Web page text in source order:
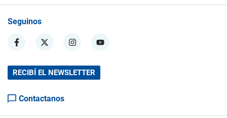
Seguinos
RECIBÍ EL NEWSLETTER
Contactanos